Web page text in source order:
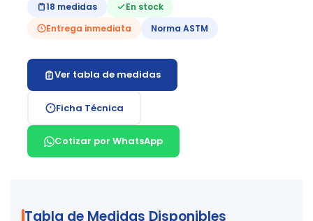
18 medidas
En stock
Entrega inmediata
Norma ASTM
Ver tabla de medidas
Ficha Técnica
Cotizar por WhatsApp
Tabla de Medidas Disponibles